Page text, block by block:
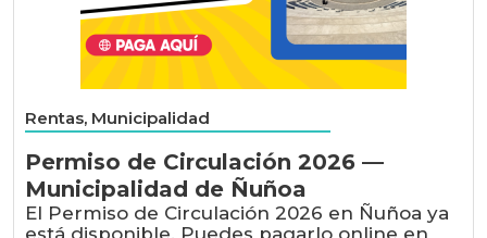
Rentas, Municipalidad
Permiso de Circulación 2026 —
Municipalidad de Ñuñoa
El Permiso de Circulación 2026 en Ñuñoa ya
está disponible. Puedes pagarlo online en